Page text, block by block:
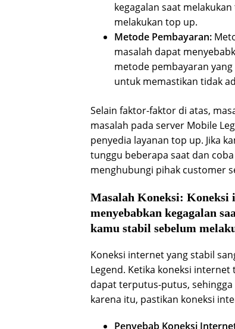
kegagalan saat
melakukan top up.
Metode Pembayaran:
masalah dapat
metode pembayaran
untuk memastikan tidak
Selain faktor-faktor di atas,
masalah pada server Mobile
penyedia layanan top up. Jika
tunggu beberapa saat dan
menghubungi pihak customer
Masalah Koneksi: Koneksi
menyebabkan kegagalan
kamu stabil sebelum
Koneksi internet yang stabil
Legend. Ketika koneksi
dapat terputus-putus,
karena itu, pastikan koneksi
Penyebab Koneksi